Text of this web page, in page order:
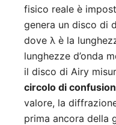
fisico reale è
genera un disco di
dove λ è la
lunghezze d’onda
il disco di Airy
circolo di
valore, la
prima ancora della